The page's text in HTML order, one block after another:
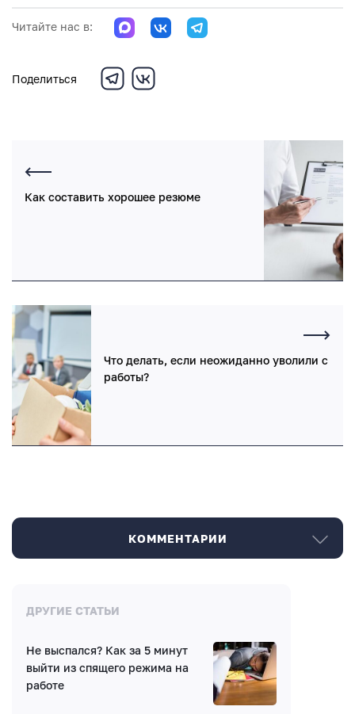
Читайте нас в:
Поделиться
Как составить хорошее резюме
Что делать, если неожиданно уволили с
работы?
КОММЕНТАРИИ
Нет комментариев
ДРУГИЕ СТАТЬИ
Не выспался? Как за 5 минут
выйти из спящего режима на
работе